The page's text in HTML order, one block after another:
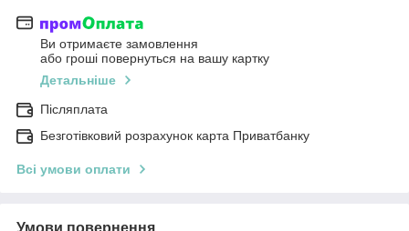
Ви отримаєте замовлення
або гроші повернуться на вашу картку
Детальніше
Післяплата
Безготівковий розрахунок карта Приватбанку
Всі умови оплати